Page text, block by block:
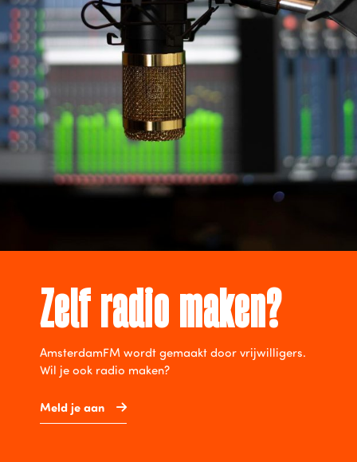
Zelf radio maken?
AmsterdamFM wordt gemaakt door vrijwilligers.
Wil je ook radio maken?
Meld je aan